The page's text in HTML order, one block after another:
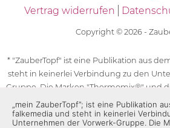
Vertrag widerrufen
Copyright © 2026 -
* "ZauberTopf" ist eine Publikation aus
steht in keinerlei Verbindung zu den
Gruppe. Die Marken "Thermomix®" und
des "Thermomix®" sind eingetragene
der Vorwerk-Gruppe. Die Marken
„mein ZauberTopf”; ist eine Publikation
falkemedia und steht in keinerlei
Unternehmen der Vorwerk-Gruppe. Die